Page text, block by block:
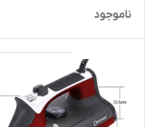
ناموجود